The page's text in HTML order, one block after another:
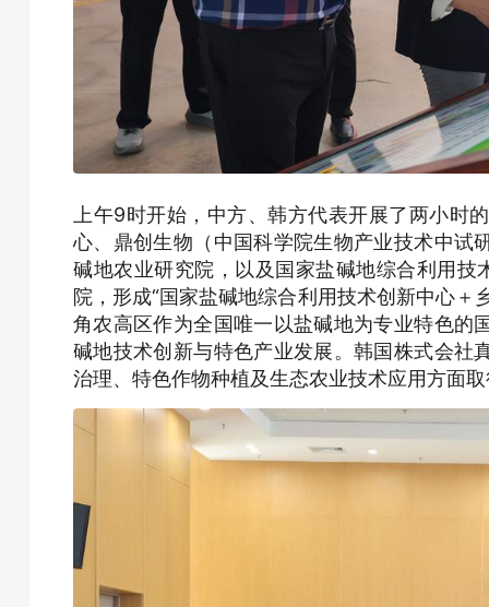
上午9时开始，中方、韩方代表开展了两小时
心、鼎创生物（中国科学院生物产业技术中试
碱地农业研究院，以及国家盐碱地综合利用
院，形成“国家盐碱地综合利用技术创新中心
角农高区作为全国唯一以盐碱地为专业特色的
碱地技术创新与特色产业发展。韩国株式会社
治理、特色作物种植及生态农业技术应用方面